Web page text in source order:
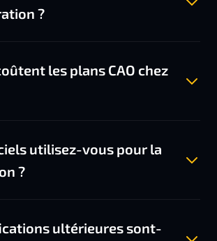
?
les plans CAO chez
utilisez-vous pour la
?
ultérieures sont-